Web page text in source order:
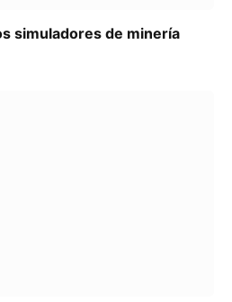
simuladores de minería